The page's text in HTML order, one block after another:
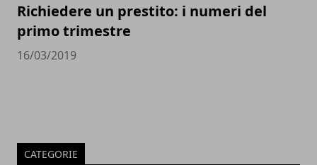
Richiedere un prestito: i numeri del
primo trimestre
16/03/2019
CATEGORIE